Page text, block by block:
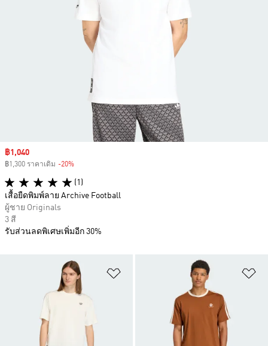
เพิ่มไปยังรายการสินค้าโปรด
Sale price
฿1,040
฿1,300 ราคาเดิม -20%
(1)
เสื้อยืดพิมพ์ลาย Archive Football
ผู้ชาย Originals
3 สี
รับส่วนลดพิเศษเพิ่มอีก 30%